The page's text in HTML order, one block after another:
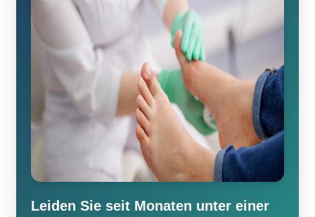
Leiden Sie seit Monaten unter einer